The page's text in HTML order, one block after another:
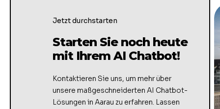
Jetzt durchstarten
Starten Sie noch heute
mit Ihrem AI Chatbot!
Kontaktieren Sie uns, um mehr über
unsere maßgeschneiderten AI Chatbot-
Lösungen in Aarau zu erfahren. Lassen